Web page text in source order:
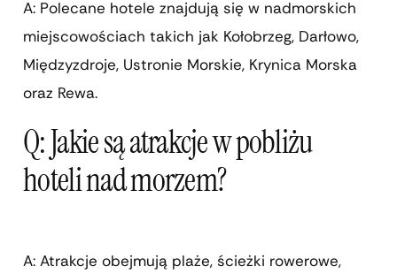
A: Polecane hotele znajdują się w nadmorskich
miejscowościach takich jak Kołobrzeg, Darłowo,
Międzyzdroje, Ustronie Morskie, Krynica Morska
oraz Rewa.
Q: Jakie są atrakcje w pobliżu
hoteli nad morzem?
A: Atrakcje obejmują plaże, ścieżki rowerowe,